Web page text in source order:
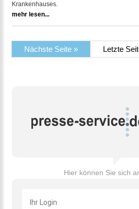
Krankenhauses.
mehr lesen...
Nächste Seite » Letzte
Hier können Sie sich